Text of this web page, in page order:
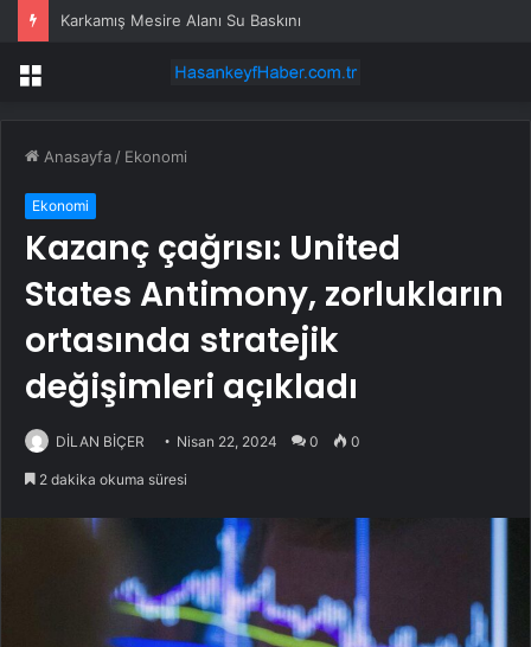
Karkamış Mesire Alanı Su Baskını
Menü
Anasayfa / Ekonomi
Ekonomi
Kazanç çağrısı: United
States Antimony, zorlukların
ortasında stratejik
değişimleri açıkladı
DİLAN BİÇER Nisan 22, 2024 0 0
2 dakika okuma süresi